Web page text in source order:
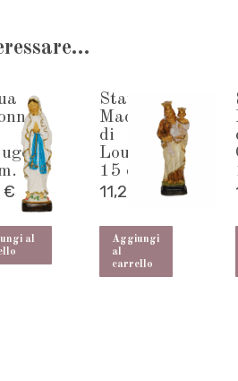
€
al
Statua
Madonna
di
Lourdes
15 cm.
11,20
Aggiungi
al
carrello